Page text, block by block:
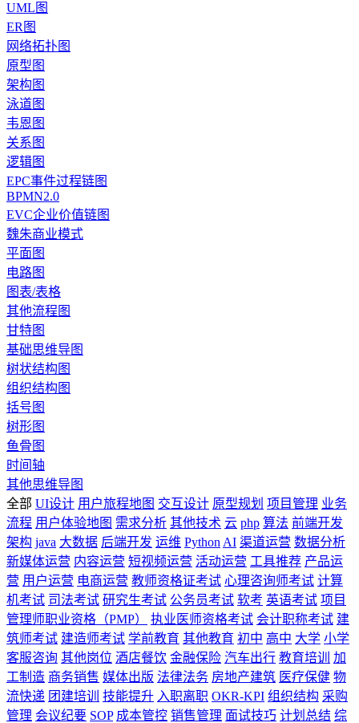
UML图
ER图
网络拓扑图
原型图
架构图
泳道图
韦恩图
关系图
逻辑图
EPC事件过程链图
BPMN2.0
EVC企业价值链图
魏朱商业模式
平面图
电路图
图表/表格
其他流程图
甘特图
基础思维导图
树状结构图
组织结构图
括号图
树形图
鱼骨图
时间轴
其他思维导图
全部 UI设计 用户旅程地图 交互设计 原型规划 项目管理 业务
流程 用户体验地图 需求分析 其他技术 云 php 算法 前端开发
架构 java 大数据 后端开发 运维 Python AI 渠道运营 数据分析
新媒体运营 内容运营 短视频运营 活动运营 工具推荐 产品运
营 用户运营 电商运营 教师资格证考试 心理咨询师考试 计算
机考试 司法考试 研究生考试 公务员考试 软考 英语考试 项目
管理师职业资格（PMP）
执业医师资格考试 会计职称考试 建
筑师考试 建造师考试 学前教育 其他教育 初中 高中 大学 小学
客服咨询 其他岗位 酒店餐饮 金融保险 汽车出行 教育培训
加
工制造 商务销售 媒体出版 法律法务 房地产建筑 医疗保健 物
流快递 团建培训 技能提升 入职离职 OKR-KPI 组织结构 采购
管理 会议纪要 SOP 成本管控 销售管理 面试技巧 计划总结 综